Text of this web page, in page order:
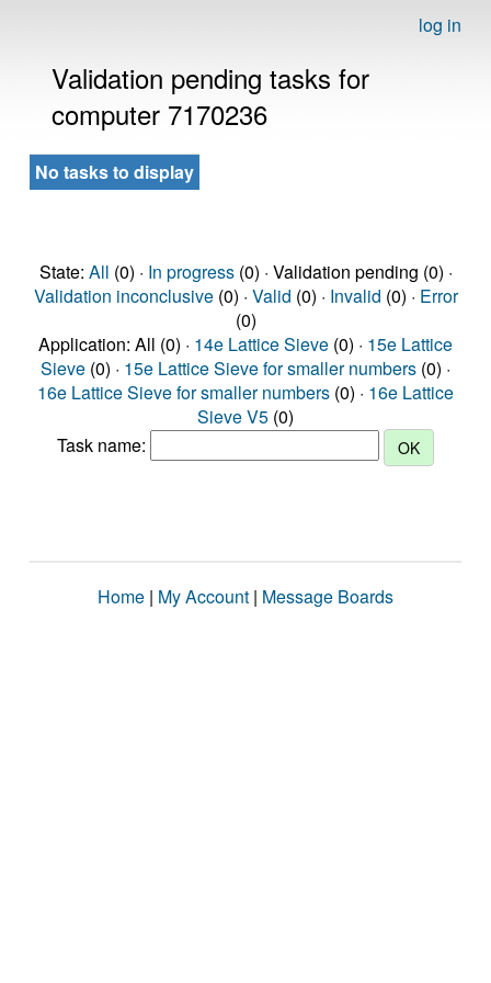
log in
Validation pending tasks for
computer 7170236
No tasks to display
State: All (0) · In progress(0) · Validation pending (0) ·
Validation inconclusive(0) · Valid (0) · Invalid (0) · Error
(0)
Application: All (0) · 14e Lattice Sieve (0) · 15e Lattice
Sieve (0) · 15e Lattice Sieve for smaller numbers (0) ·
16e Lattice Sieve for smaller numbers (0) · 16e Lattice
Sieve V5 (0)
Task name:
Home | My Account | Message Boards